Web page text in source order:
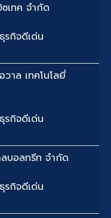
เทค จำกัด
รกิจดีเด่น
วาล เทคโนโลยี่
รกิจดีเด่น
บอลทรีท จำกัด
รกิจดีเด่น